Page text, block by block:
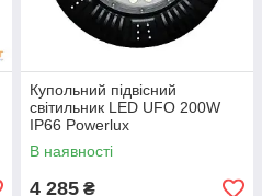
Купольний підвісний
світильник LED UFO 200W
IP66 Powerlux
В наявності
4 285 ₴